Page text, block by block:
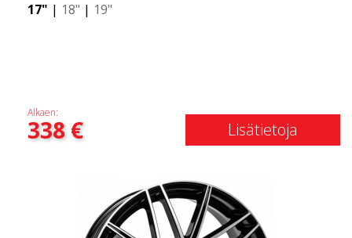
17" | 18" | 19"
Alkaen:
338€ Lisätietoja